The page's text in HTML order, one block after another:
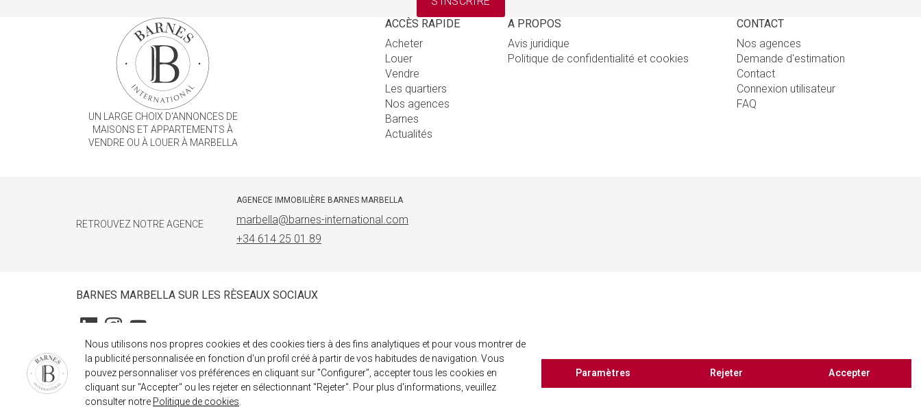
UN LARGE CHOIX D'ANNONCES DE
MAISONS ET APPARTEMENTS À
VENDRE OU À LOUER À MARBELLA
ACCÈS RAPIDE
Acheter
Louer
Vendre
Les quartiers
Nos agences
Barnes
Actualités
A PROPOS
Avis juridique
Politique de confidentialité et cookies
CONTACT
Nos agences
Demande d'estimation
Contact
Connexion utilisateur
FAQ
RETROUVEZ NOTRE AGENCE
AGENECE IMMOBILIÈRE BARNES MARBELLA
marbella@barnes-international.com
+34 614 25 01 89
BARNES MARBELLA SUR LES RÈSEAUX SOCIAUX
Nous utilisons nos propres cookies et des cookies tiers à des fins analytiques et pour vous montrer de
la publicité personnalisée en fonction d'un profil créé à partir de vos habitudes de navigation. Vous
pouvez personnaliser vos préférences en cliquant sur "Configurer", accepter tous les cookies en
cliquant sur "Accepter" ou les rejeter en sélectionnant "Rejeter". Pour plus d'informations, veuillez
consulter notre Politique de cookies
Paramètres Rejeter Accepter